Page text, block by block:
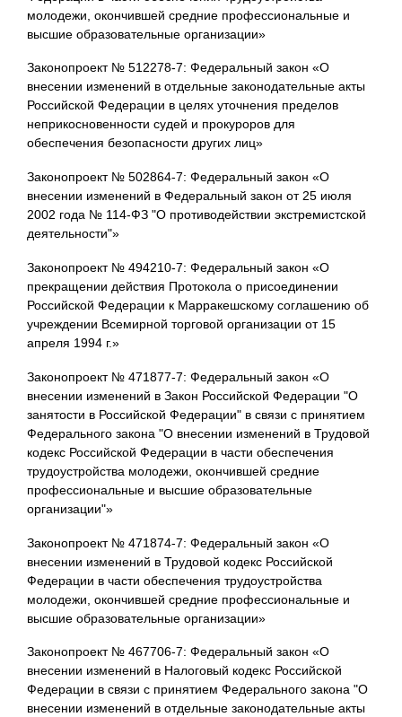
молодежи, окончившей средние профессиональные и
высшие образовательные организации»
Законопроект № 512278-7: Федеральный закон «О
внесении изменений в отдельные законодательные акты
Российской Федерации в целях уточнения пределов
неприкосновенности судей и прокуроров для
обеспечения безопасности других лиц»
Законопроект № 502864-7: Федеральный закон «О
внесении изменений в Федеральный закон от 25 июля
2002 года № 114-ФЗ "О противодействии экстремистской
деятельности"»
Законопроект № 494210-7: Федеральный закон «О
прекращении действия Протокола о присоединении
Российской Федерации к Марракешскому соглашению об
учреждении Всемирной торговой организации от 15
апреля 1994 г.»
Законопроект № 471877-7: Федеральный закон «О
внесении изменений в Закон Российской Федерации "О
занятости в Российской Федерации" в связи с принятием
Федерального закона "О внесении изменений в Трудовой
кодекс Российской Федерации в части обеспечения
трудоустройства молодежи, окончившей средние
профессиональные и высшие образовательные
организации"»
Законопроект № 471874-7: Федеральный закон «О
внесении изменений в Трудовой кодекс Российской
Федерации в части обеспечения трудоустройства
молодежи, окончившей средние профессиональные и
высшие образовательные организации»
Законопроект № 467706-7: Федеральный закон «О
внесении изменений в Налоговый кодекс Российской
Федерации в связи с принятием Федерального закона "О
внесении изменений в отдельные законодательные акты